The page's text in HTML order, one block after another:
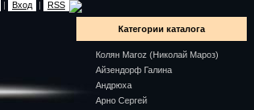
| Вход | RSS
Категории каталога
Колян Maroz (Николай Мароз)
Айзендорф Галина
Андрюха
Арно Сергей